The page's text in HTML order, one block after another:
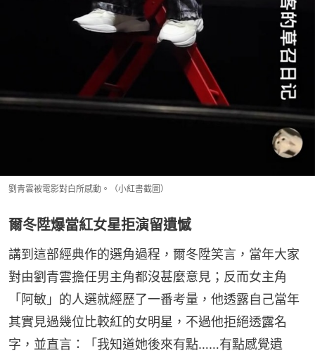
劉青雲被電影對白所感動。（小紅書截圖）
爾冬陞爆當紅女星拒演留遺憾
講到這部經典作的選角過程，爾冬陞笑言，當年大家
對由劉青雲擔任男主角都沒甚麼意見；反而女主角
「阿敏」的人選就經歷了一番考量，他透露自己當年
其實見過幾位比較紅的女明星，不過他拒絕透露名
字，並直言：「我知道她後來有點……有點感覺遺